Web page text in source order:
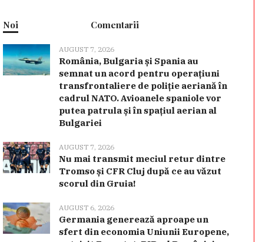
Noi Comentarii
AUGUST 7, 2026
România, Bulgaria și Spania au
semnat un acord pentru operațiuni
transfrontaliere de poliție aeriană în
cadrul NATO. Avioanele spaniole vor
putea patrula și în spațiul aerian al
Bulgariei
AUGUST 7, 2026
Nu mai transmit meciul retur dintre
Tromso și CFR Cluj după ce au văzut
scorul din Gruia!
AUGUST 6, 2026
Germania generează aproape un
sfert din economia Uniunii Europene,